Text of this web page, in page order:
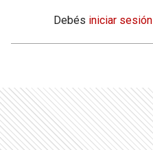
Debés iniciar sesión